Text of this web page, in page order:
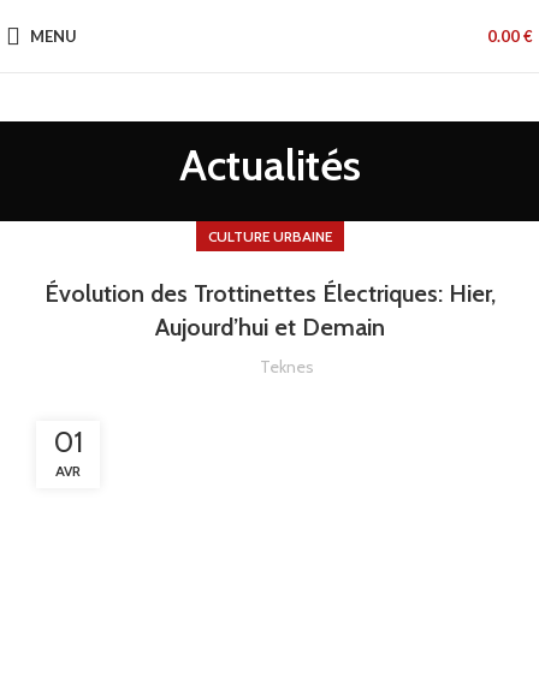
MENU 0.00€
Actualités
CULTURE URBAINE
Évolution des Trottinettes Électriques: Hier,
Aujourd’hui et Demain
Teknes
01
AVR